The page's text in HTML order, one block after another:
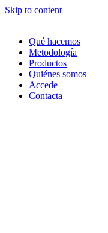
Skip to content
Qué hacemos
Metodología
Productos
Quiénes somos
Accede
Contacta